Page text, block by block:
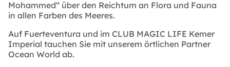
Mohammed“ über den Reichtum an Flora und Fauna
in allen Farben des Meeres.
Auf Fuerteventura und im CLUB MAGIC LIFE Kemer
Imperial tauchen Sie mit unserem örtlichen Partner
Ocean World ab.